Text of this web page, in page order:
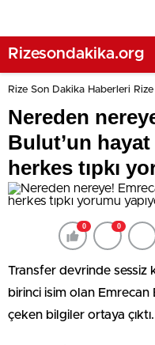
Rizesondakika.org
Rize Son Dakika Haberleri
Nereden
Bulut’un hayat
herkes tıpkı
0 0
Transfer devrinde sessiz
birinci isim olan Emrecan
çeken bilgiler ortaya çıktı.